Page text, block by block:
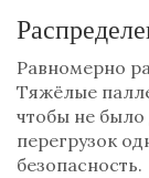
Равномерно
Тяжёлые
чтобы не
перегрузок
безопасность.